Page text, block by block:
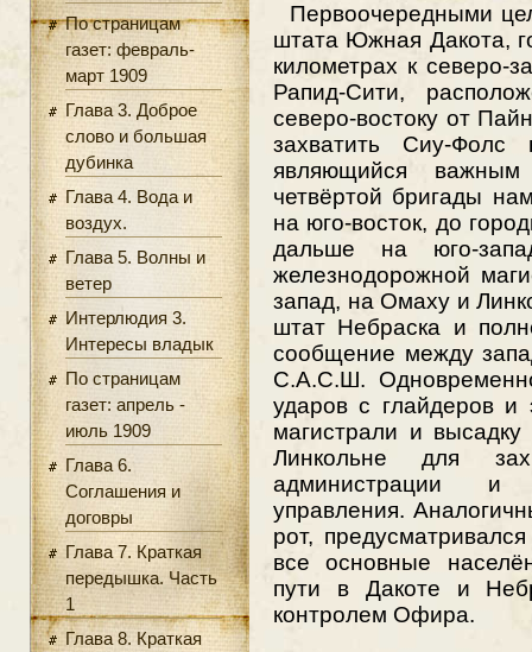
По страницам
газет: февраль-
март 1909
Глава 3. Доброе
слово и большая
дубинка
Глава 4. Вода и
воздух.
Глава 5. Волны и
ветер
Интерлюдия 3.
Интересы владык
По страницам
газет: апрель -
июль 1909
Глава 6.
Соглашения и
договры
Глава 7. Краткая
передышка. Часть
1
Глава 8. Краткая
Первоочередными
штата Южная Дакота,
километрах к северо-
Рапид-Сити,
северо-востоку от
захватить Сиу-
являющийся
четвёртой бригады
на юго-восток, до
дальше на юго-
железнодорожной
запад, на Омаху и
штат Небраска и
сообщение между
С.А.С.Ш.
ударов с глайдеров
магистрали и высадку
Линкольне для
администрации и
управления.
рот,
все основные
пути в Дакоте и
контролем Офира.